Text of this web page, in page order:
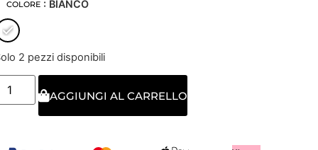
COLORE : BIANCO
2 pezzi disponibili
AGGIUNGI AL CARRELLO